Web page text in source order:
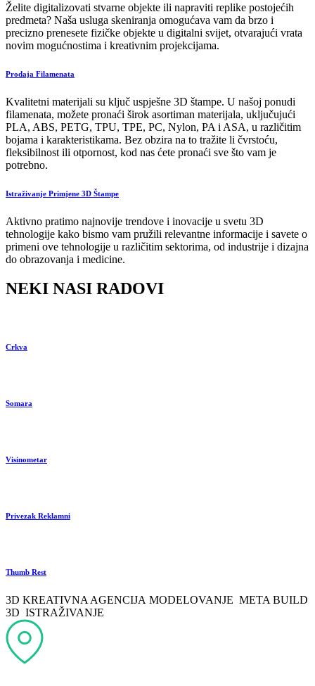
Želite digitalizovati stvarne objekte ili napraviti replike postojećih
predmeta? Naša usluga skeniranja omogućava vam da brzo i
precizno prenesete fizičke objekte u digitalni svijet, otvarajući vrata
novim mogućnostima i kreativnim projekcijama.
Prodaja Filamenata
Kvalitetni materijali su ključ uspješne 3D štampe. U našoj ponudi
filamenata, možete pronaći širok asortiman materijala, uključujući
PLA, ABS, PETG, TPU, TPE, PC, Nylon, PA i ASA, u različitim
bojama i karakteristikama. Bez obzira na to tražite li čvrstoću,
fleksibilnost ili otpornost, kod nas ćete pronaći sve što vam je
potrebno.
Istraživanje Primjene 3D Štampe
Aktivno pratimo najnovije trendove i inovacije u svetu 3D
tehnologije kako bismo vam pružili relevantne informacije i savete o
primeni ove tehnologije u različitim sektorima, od industrije i dizajna
do obrazovanja i medicine.
NEKI NASI RADOVI
Crkva
Somara
Visinometar
Privezak Reklamni
Thumb Rest
3D KREATIVNA AGENCIJA MODELOVANJE META BUILD
3D ISTRAŽIVANJE